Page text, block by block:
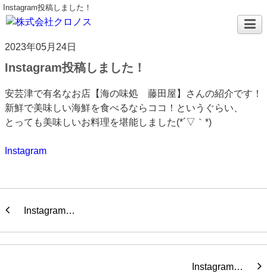
Instagram投稿しました！
2023年05月24日
Instagram投稿しました！
安芸津で有名なお店【海の味処 藤田屋】さんの紹介です！
新鮮で美味しい海鮮を食べるならココ！というぐらい、
とっても美味しいお料理を堪能しました(*´▽｀*)
Instagram
Instagram…
Instagram…